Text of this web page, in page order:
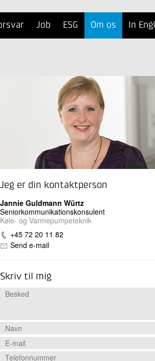
Job ESG Om os In
Jeg er din kontaktperson
Jannie Guldmann Würtz
Seniorkommunikationskonsulent
Køle- og Varmepumpeteknik
+45 72 20 11 82
Send e-mail
Skriv til mig